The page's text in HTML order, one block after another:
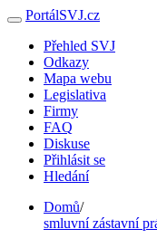
PortálSVJ.cz
Přehled SVJ
Odkazy
Mapa webu
Legislativa
Firmy
FAQ
Diskuse
Přihlásit se
Hledání
Domů/
smluvní zástavní